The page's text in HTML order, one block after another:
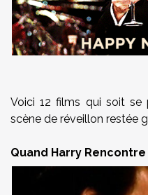
Voici 12 films qui soit se
scène de réveillon restée
Quand Harry Rencontre